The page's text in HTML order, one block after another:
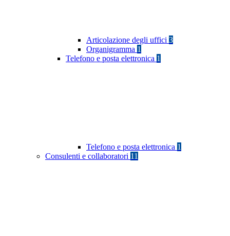
Articolazione degli uffici 3
Organigramma 1
Telefono e posta elettronica 1
Telefono e posta elettronica 1
Consulenti e collaboratori 11